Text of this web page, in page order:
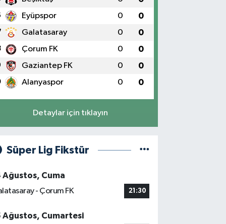
Eyüpspor 0 0
Galatasaray 0 0
Çorum FK 0 0
Gaziantep FK 0 0
Alanyaspor 0 0
Detaylar için tıklayın
Süper Lig Fikstür
Ağustos, Cuma
- Çorum FK
21:30
Ağustos, Cumartesi